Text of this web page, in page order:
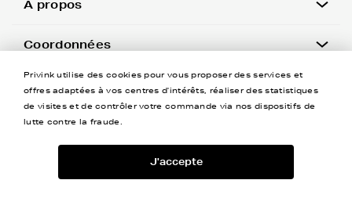
A propos
Coordonnées
Newsletter
Privink utilise des cookies pour vous proposer des services et
offres adaptées à vos centres d'intérêts, réaliser des statistiques
de visites et de contrôler votre commande via nos dispositifs de
lutte contre la fraude.
J'accepte